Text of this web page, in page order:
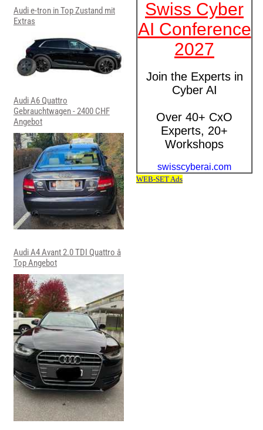
Audi e-tron in Top Zustand mit
Extras
Audi A6 Quattro
Gebrauchtwagen - 2400 CHF
Angebot
Audi A4 Avant 2.0 TDI Quattro â
Top Angebot